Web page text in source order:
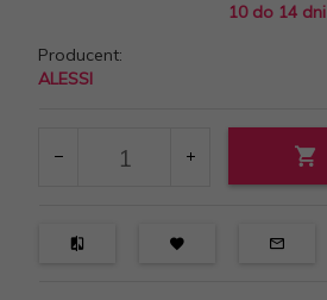
10 do 14 dni
Producent:
ALESSI